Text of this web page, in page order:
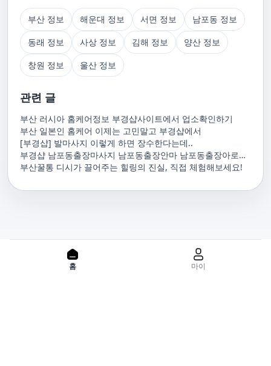
부산 정보 해운대 정보 서면 정보
남포동 정보
동래 정보
사상 정보 김해 정보
양산 정보
창원 정보
울산 정보
관련 글
부산 러시아 홈케어정보 부경샵사이트에서 업소확인하기
부산 일본인 홈케어 이제는 고민말고 부경샵에서
[부경샵] 발마사지 이렇게 하면 장수한다는데..
부경샵 남포동출장마사지 남포동출장안마 남포동출장아로마
남포동홈마사지 남포동마사지출장
부산꿀통 디시가 끌어주는 힐링의 진실, 직접 체험해보세요!
홈 마이